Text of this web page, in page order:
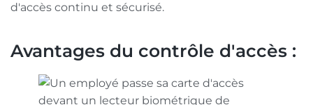
d'accès continu et sécurisé.
Avantages du contrôle d'accès :